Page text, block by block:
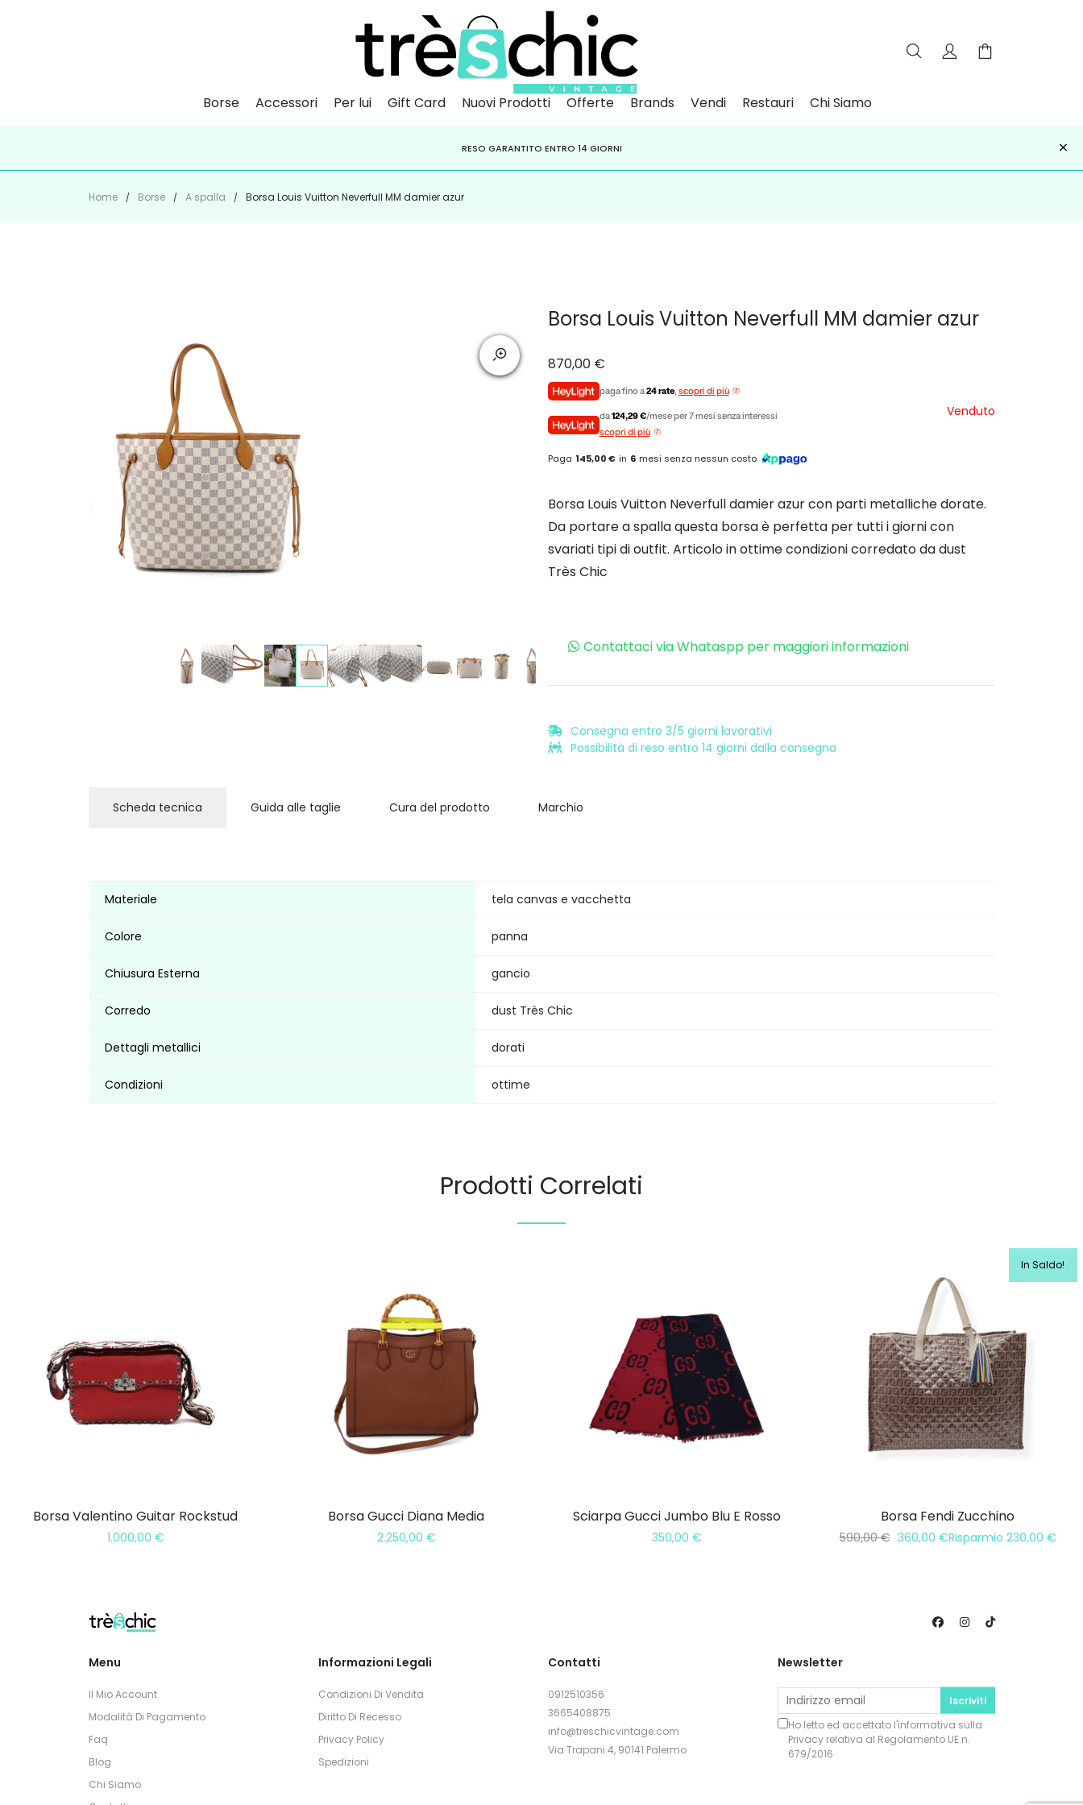
Borse Accessori Per lui Gift Card Nuovi Prodotti Offerte Brands Vendi Restauri Chi Siamo
PAGA A RATE CONKLARNA,HEYLIGHT,APPAGO
ISCRIVITI ALLA NEWSLETTER PER NON PERDERE SCONTI E OFFERTE IMPERDIBILI!
RESO GARANTITO ENTRO 14 GIORNI ×
Home Borse A spalla Borsa Louis Vuitton Neverfull MM damier azur
Borsa Louis Vuitton Neverfull MM damier azur
870,00 €
paga fino a24 rate, scopri di più
da124,29 €/mese per 7 mesi senza interessi
scopri di più
Paga 145,00 € in 6 mesi senza nessun costo
Venduto
Borsa Louis Vuitton Neverfull damier azur con parti metalliche dorate.
Da portare a spalla questa borsa è perfetta per tutti i giorni con
svariati tipi di outfit. Articolo in ottime condizioni corredato da dust
Très Chic
Contattaci via Whataspp per maggiori informazioni
Consegna entro 3/5 giorni lavorativi
Possibilità di reso entro 14 giorni dalla consegna
Scheda tecnica Guida alle taglie Cura del prodotto Marchio
Materiale tela canvas e vacchetta
Colore panna
Chiusura Esterna gancio
Corredo dust Très Chic
Dettagli metallici dorati
Condizioni ottime
Prodotti Correlati
Borsa Valentino Guitar Rockstud
1.000,00 €
Borsa Gucci Diana Media
2.250,00 €
Sciarpa Gucci Jumbo Blu E Rosso
350,00 €
In Saldo!
Borsa Fendi Zucchino
590,00€ 360,00 €Risparmio 230,00 €
Menu
Il Mio Account
Modalità Di Pagamento
Faq
Blog
Chi Siamo
Informazioni Legali
Condizioni Di Vendita
Diritto Di Recesso
Privacy Policy
Spedizioni
Contatti
0912510356
3665408875
info@treschicvintage.com
Via Trapani 4, 90141 Palermo
Newsletter
Iscriviti
Ho letto ed accettato l'informativa sulla
Privacyrelativa al Regolamento UE n.
679/2016